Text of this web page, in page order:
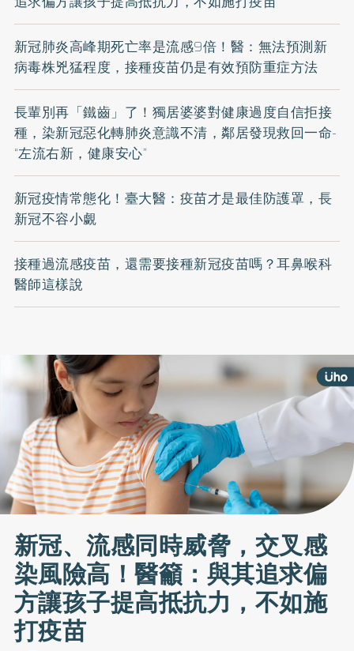
新冠肺炎高峰期死亡率是流感9倍！醫：無法預測新
病毒株兇猛程度，接種疫苗仍是有效預防重症方法
長輩別再「鐵齒」了！獨居婆婆對健康過度自信拒接
種，染新冠惡化轉肺炎意識不清，鄰居發現救回一命-
“左流右新，健康安心”
新冠疫情常態化！臺大醫：疫苗才是最佳防護罩，長
新冠不容小覷
接種過流感疫苗，還需要接種新冠疫苗嗎？耳鼻喉科
醫師這樣說
新冠、流感同時威脅，交叉感
染風險高！醫籲：與其追求偏
方讓孩子提高抵抗力，不如施
打疫苗